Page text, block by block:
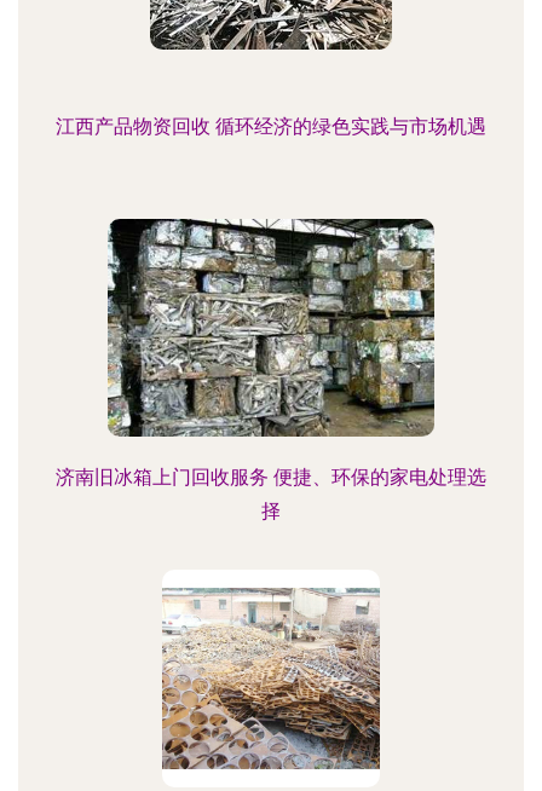
江西产品物资回收 循环经济的绿色实践与市场机遇
济南旧冰箱上门回收服务 便捷、环保的家电处理选
择